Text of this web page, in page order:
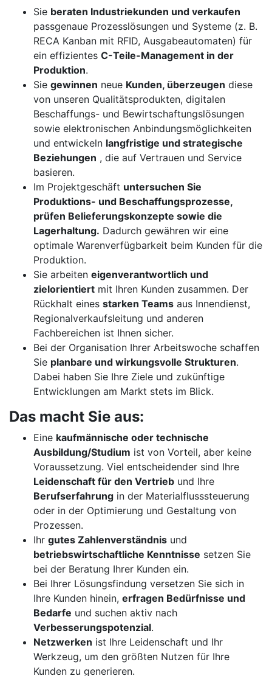
Sie beraten Industriekunden und verkaufen
passgenaue Prozesslösungen und Systeme (z. B.
RECA Kanban mit RFID, Ausgabeautomaten) für
ein effizientes C-Teile-Management in der
Produktion.
Sie gewinnen neue Kunden, überzeugen diese
von unseren Qualitätsprodukten, digitalen
Beschaffungs- und Bewirtschaftungslösungen
sowie elektronischen Anbindungsmöglichkeiten
und entwickeln langfristige und strategische
Beziehungen , die auf Vertrauen und Service
basieren.
Im Projektgeschäft untersuchen Sie
Produktions- und Beschaffungsprozesse,
prüfen Belieferungskonzepte sowie die
Lagerhaltung. Dadurch gewähren wir eine
optimale Warenverfügbarkeit beim Kunden für die
Produktion.
Sie arbeiten eigenverantwortlich und
zielorientiert mit Ihren Kunden zusammen. Der
Rückhalt eines starken Teams aus Innendienst,
Regionalverkaufsleitung und anderen
Fachbereichen ist Ihnen sicher.
Bei der Organisation Ihrer Arbeitswoche schaffen
Sie planbare und wirkungsvolle Strukturen.
Dabei haben Sie Ihre Ziele und zukünftige
Entwicklungen am Markt stets im Blick.
Das macht Sie aus:
Eine kaufmännische oder technische
Ausbildung/Studium ist von Vorteil, aber keine
Voraussetzung. Viel entscheidender sind Ihre
Leidenschaft für den Vertrieb und Ihre
Berufserfahrung in der Materialflusssteuerung
oder in der Optimierung und Gestaltung von
Prozessen.
Ihr gutes Zahlenverständnis und
betriebswirtschaftliche Kenntnisse setzen Sie
bei der Beratung Ihrer Kunden ein.
Bei Ihrer Lösungsfindung versetzen Sie sich in
Ihre Kunden hinein, erfragen Bedürfnisse und
Bedarfe und suchen aktiv nach
Verbesserungspotenzial.
Netzwerken ist Ihre Leidenschaft und Ihr
Werkzeug, um den größten Nutzen für Ihre
Kunden zu generieren.